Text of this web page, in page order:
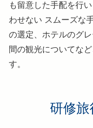
も留意した手配を行
わせない スムーズな
の選定、ホテルのグ
間の観光についてな
す。
研修